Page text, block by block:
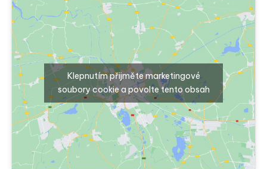
Klepnutím přijměte marketingové
soubory cookie a povolte tento obsah